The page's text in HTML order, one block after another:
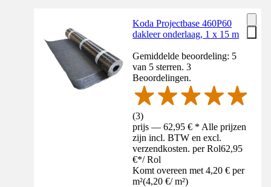
Koda Projectbase 460P60
dakleer onderlaag, 1 x 15 m
Gemiddelde beoordeling: 5
van 5 sterren. 3
Beoordelingen.
(3)
prijs — 62,95 € * Alle prijzen
zijn incl. BTW en excl.
verzendkosten. per Rol62,95
€*/ Rol
Komt overeen met 4,20 € per
m²(4,20 €/ m²)